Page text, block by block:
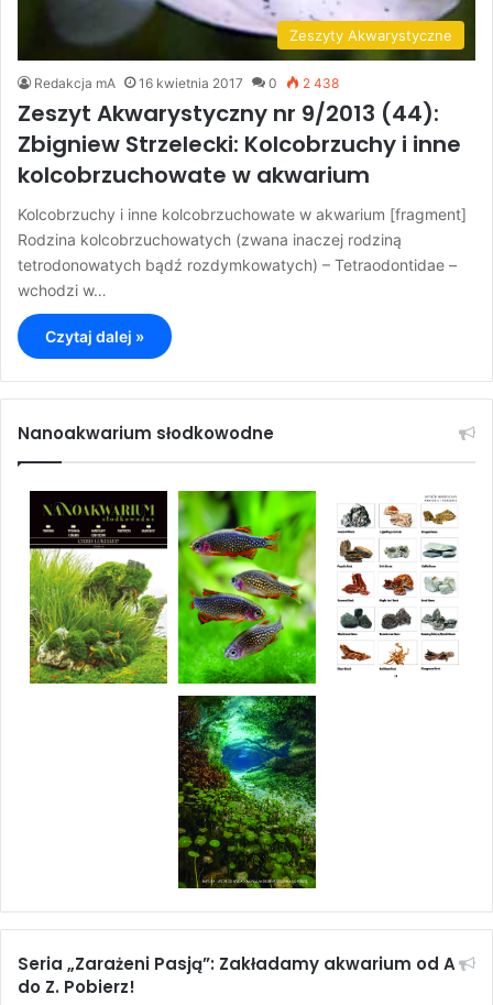
Zeszyty Akwarystyczne
Redakcja mA 16 kwietnia 2017 0 2 438
Zeszyt Akwarystyczny nr 9/2013 (44):
Zbigniew Strzelecki: Kolcobrzuchy i inne
kolcobrzuchowate w akwarium
Kolcobrzuchy i inne kolcobrzuchowate w akwarium [fragment]
Rodzina kolcobrzuchowatych (zwana inaczej rodziną
tetrodonowatych bądź rozdymkowatych) – Tetraodontidae –
wchodzi w…
Czytaj dalej »
Nanoakwarium słodkowodne
Seria „Zarażeni Pasją”: Zakładamy akwarium od A
do Z. Pobierz!